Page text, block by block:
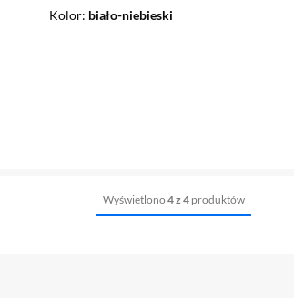
Kolor biało-niebieski
Wyświetlono 4 z 4 produktów